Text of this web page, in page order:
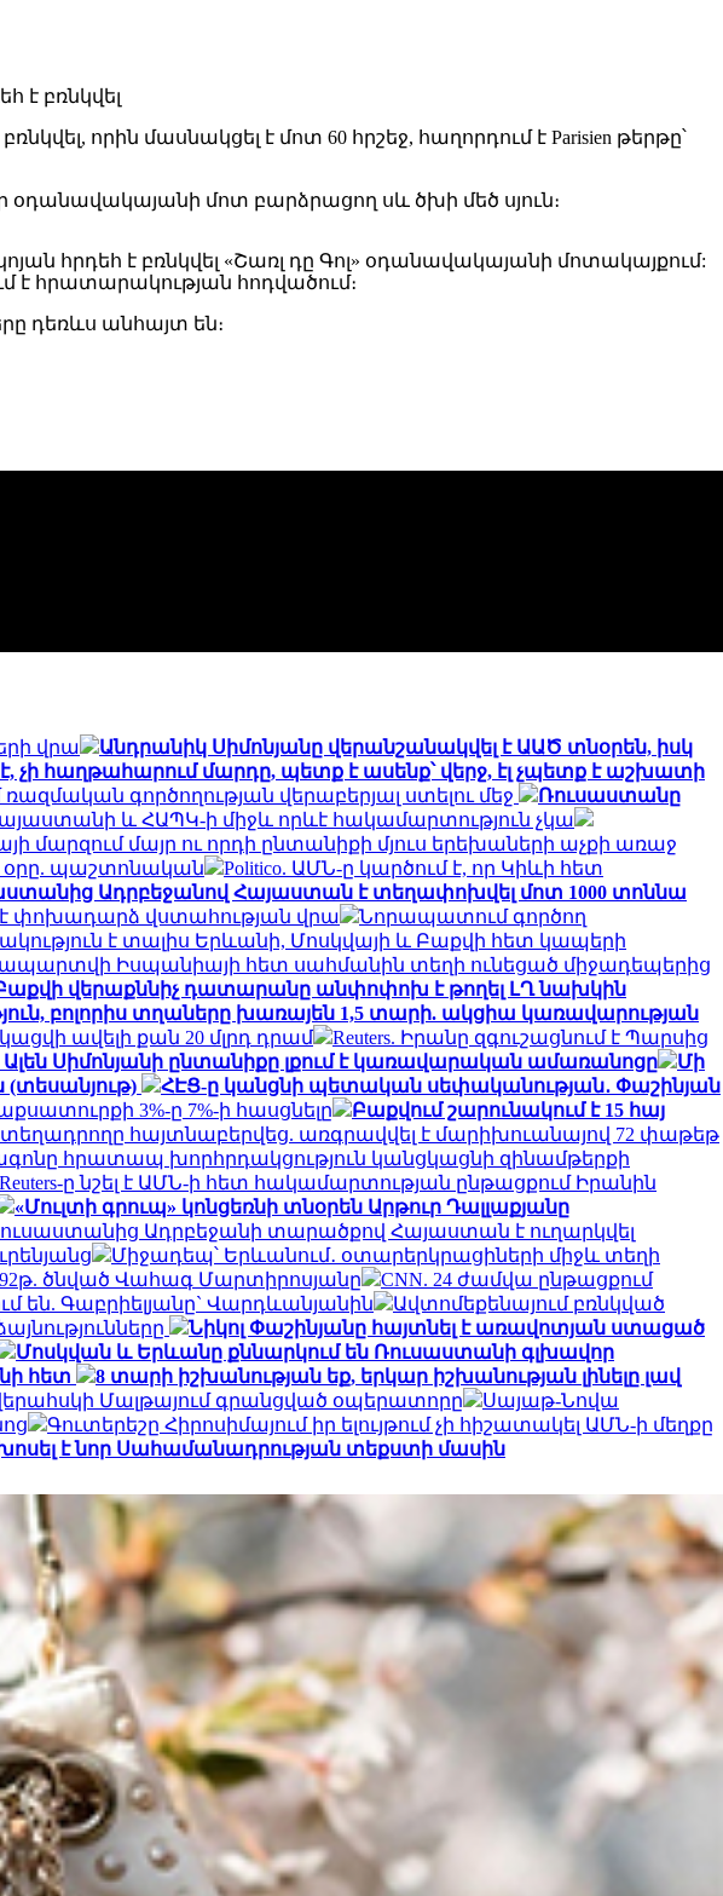
որին մասնակցել է մոտ 60 հրշեջ, հաղորդում է Parisien թերթը՝
օդանավակայանի մոտ բարձրացող սև ծխի մեծ սյուն։
հրդեհ է բռնկվել «Շառլ դը Գոլ» օդանավակայանի մոտակայքում:
է հրատարակության հոդվածում։
դեռևս անհայտ են։
վրա
Անդրանիկ Սիմոնյանը վերանշանակվել է ԱԱԾ տնօրեն, իսկ
հաղթահարում մարդը, պետք է ասենք՝ վերջ, էլ չպետք է աշխատի
գործողության վերաբերյալ ստելու մեջ
Ռուսաստանը
և ՀԱՊԿ-ի միջև որևէ հակամարտություն չկա
մարզում մայր ու որդի ընտանիքի մյուս երեխաների աչքի առաջ
օրը. պաշտոնական
Politico. ԱՄՆ-ը կարծում է, որ Կիևի հետ
Ադրբեջանով Հայաստան է տեղափոխվել մոտ 1000 տոննա
փոխադարձ վստահության վրա
Նորապատում գործող
է տալիս Երևանի, Մոսկվայի և Բաքվի հետ կապերի
Իսպանիայի հետ սահմանին տեղի ունեցած միջադեպերից
վերաքննիչ դատարանը անփոփոխ է թողել ԼՂ նախկին
բոլորիս տղաները խառայեն 1,5 տարի. ակցիա կառավարության
ավելի քան 20 մլրդ դրամ
Reuters. Իրանը զգուշացնում է Պարսից
Ալեն Սիմոնյանի ընտանիքը լքում է կառավարական ամառանոցը
Մի
(տեսանյութ)
ՀԷՑ-ը կանցնի պետական սեփականության․ Փաշինյան
3%-ը 7%-ի հասցնելը
Բաքվում շարունակում է 15 հայ
հայտնաբերվեց. առգրավվել է մարիխուանայով 72 փաթեթ
հրատապ խորհրդակցություն կանցկացնի զինամթերքի
Reuters-ը նշել է ԱՄՆ-ի հետ հակամարտության ընթացքում Իրանին
«Մուլտի գրուպ» կոնցեռնի տնօրեն Արթուր Դալլաքյանը
Ադրբեջանի տարածքով Հայաստան է ուղարկվել
Միջադեպ՝ Երևանում․ օտարերկրացիների միջև տեղի
ծնված Վահագ Մարտիրոսյանը
CNN. 24 ժամվա ընթացքում
են. Գաբրիելյանը` Վարդևանյանին
Ավտոմեքենայում բռնկված
Նիկոլ Փաշինյանը հայտնել է առավոտյան ստացած
Մոսկվան և Երևանը քննարկում են Ռուսաստանի գլխավոր
հետ
8 տարի իշխանության եք, երկար իշխանության լինելը լավ
Մալթայում գրանցված օպերատորը
Սայաթ-Նովա
Գուտերեշը Հիրոսիմայում իր ելույթում չի հիշատակել ԱՄՆ-ի մեղքը
խոսել է նոր Սահամանադրության տեքստի մասին